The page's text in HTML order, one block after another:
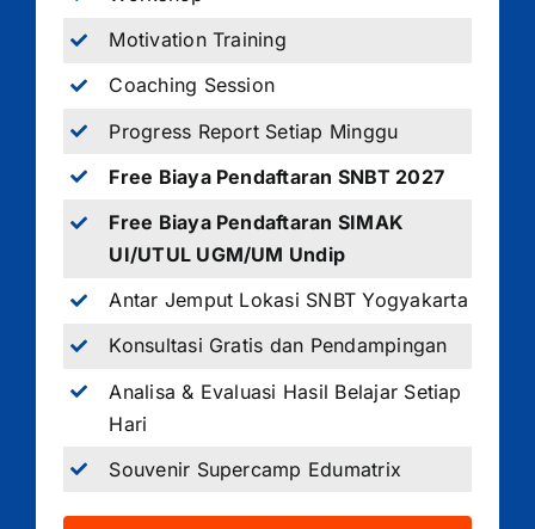
Motivation Training
Coaching Session
Progress Report Setiap Minggu
Free Biaya Pendaftaran SNBT 2027
Free Biaya Pendaftaran SIMAK
UI/UTUL UGM/UM Undip
Antar Jemput Lokasi SNBT Yogyakarta
Konsultasi Gratis dan Pendampingan
Analisa & Evaluasi Hasil Belajar Setiap
Hari
Souvenir Supercamp Edumatrix